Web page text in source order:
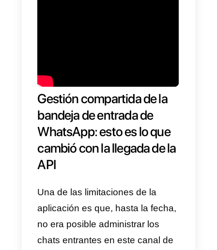
usuariosactivos por día, implica
que las empresas pueden llegar
fácilmente a la gran mayoría de
sus clientes a través de la
aplicación.